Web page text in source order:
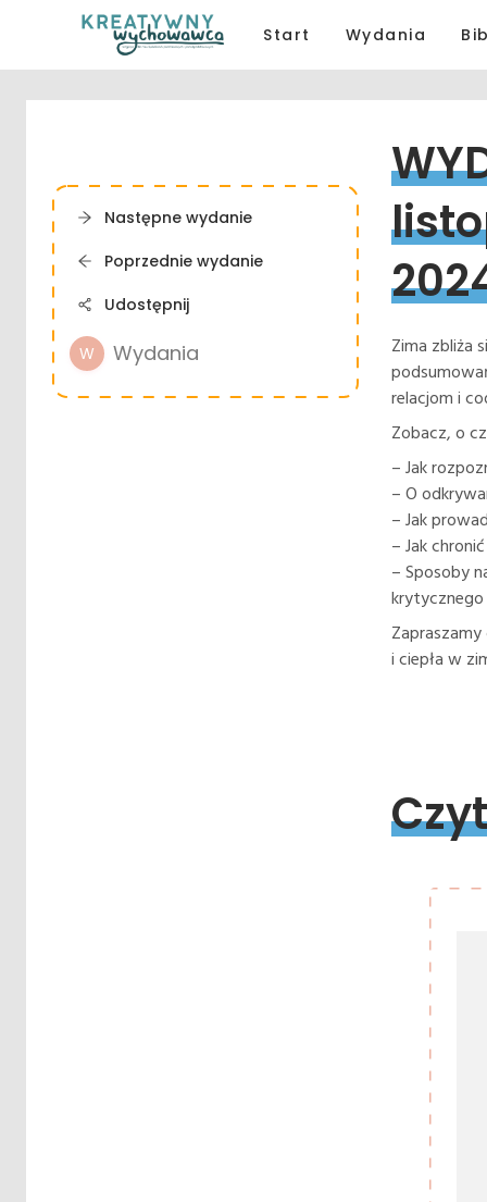
Start Wydania
Następne wydanie
Poprzednie wydanie
Udostępnij
W Wydania
Zima zbliża
relacjom i
Zobacz, o
– Jak
– O
– Jak
– Jak
– Sposoby
krytycznego
i ciepła w